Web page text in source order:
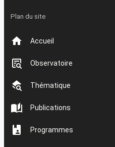
Plan du site
Accueil
Observatoire
Thématique
Publications
Programmes